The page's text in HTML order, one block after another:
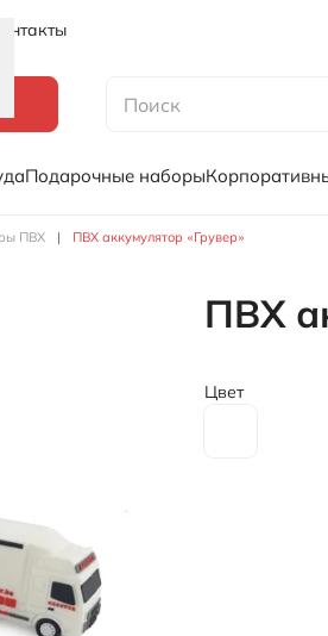
Контакты
Подарочные наборы
ПВХ ПВХ аккумулятор «Грувер»
ПВХ
Цвет